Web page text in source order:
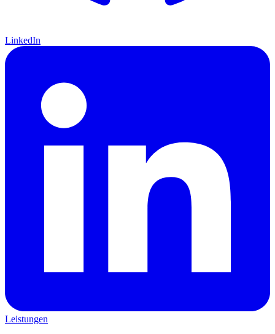
LinkedIn
Leistungen